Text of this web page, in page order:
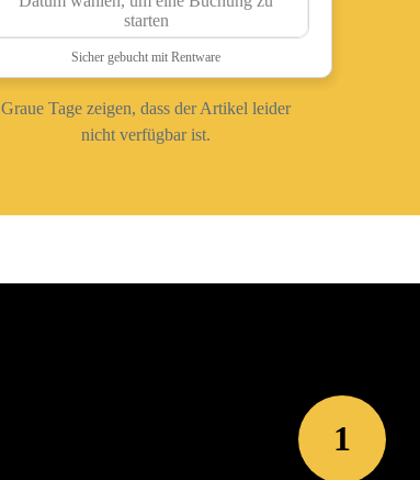
Graue Tage zeigen, dass der Artikel leider
nicht verfügbar ist.
1